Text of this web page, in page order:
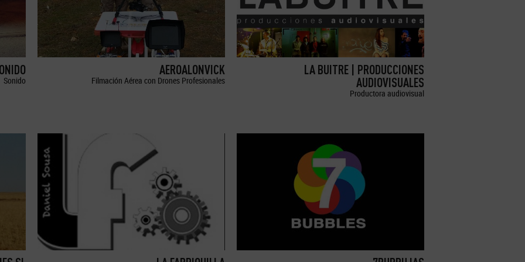
Sonido
AEROALONVICK
Filmación Aérea con Drones Profesionales
LA BUITRE | PRODUCCIONES
AUDIOVISUALES
Productora audiovisual